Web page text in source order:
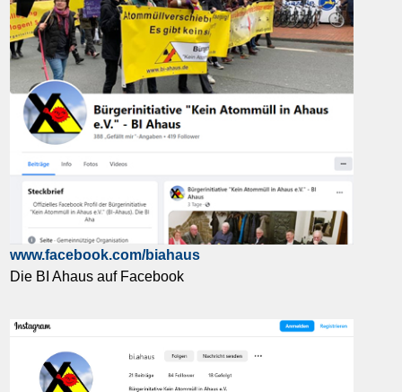
www.facebook.com/biahaus
Die BI Ahaus auf Facebook